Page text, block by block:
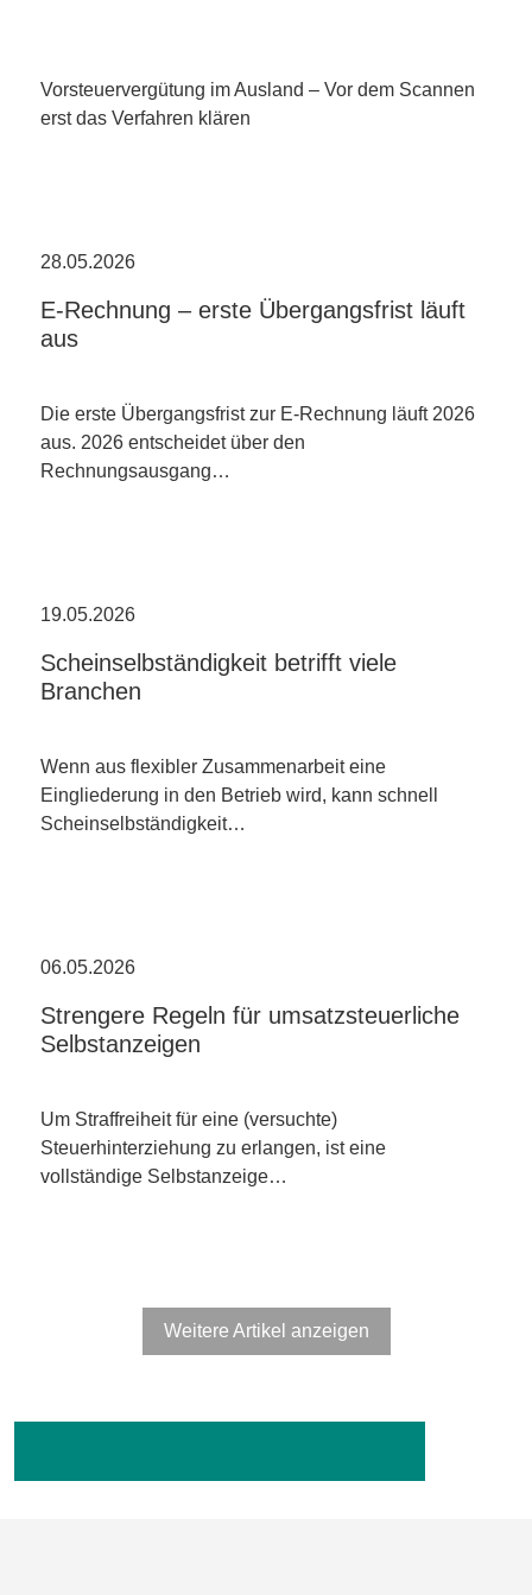
Vorsteuervergütung im Ausland – Vor dem Scannen
erst das Verfahren klären
28.05.2026
E-Rechnung – erste Übergangsfrist läuft
aus
Die erste Übergangsfrist zur E-Rechnung läuft 2026
aus. 2026 entscheidet über den
Rechnungsausgang…
19.05.2026
Scheinselbständigkeit betrifft viele
Branchen
Wenn aus flexibler Zusammenarbeit eine
Eingliederung in den Betrieb wird, kann schnell
Scheinselbständigkeit…
06.05.2026
Strengere Regeln für umsatzsteuerliche
Selbstanzeigen
Um Straffreiheit für eine (versuchte)
Steuerhinterziehung zu erlangen, ist eine
vollständige Selbstanzeige…
Weitere Artikel anzeigen